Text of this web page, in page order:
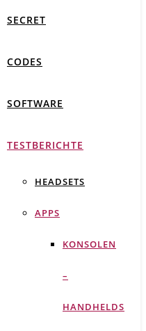
SECRET
CODES
SOFTWARE
TESTBERICHTE
HEADSETS
APPS
KONSOLEN
–
HANDHELDS